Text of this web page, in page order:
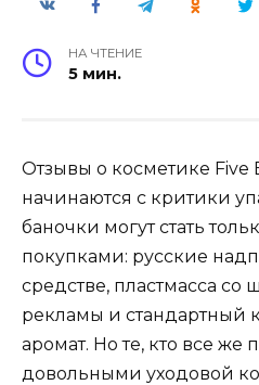
НА ЧТЕНИЕ
5 мин.
Отзывы о косметике Five
начинаются с критики
баночки могут стать
покупками: русские
средстве, пластмасса со
рекламы и стандартный
аромат. Но те, кто все же
довольными уходовой